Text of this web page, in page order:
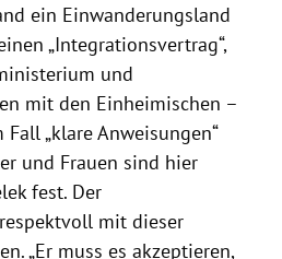
ein Einwanderungsland
„Integrationsvertrag“,
und
mit den Einheimischen –
„klare Anweisungen“
und Frauen sind hier
fest. Der
mit dieser
„Er muss es akzeptieren,